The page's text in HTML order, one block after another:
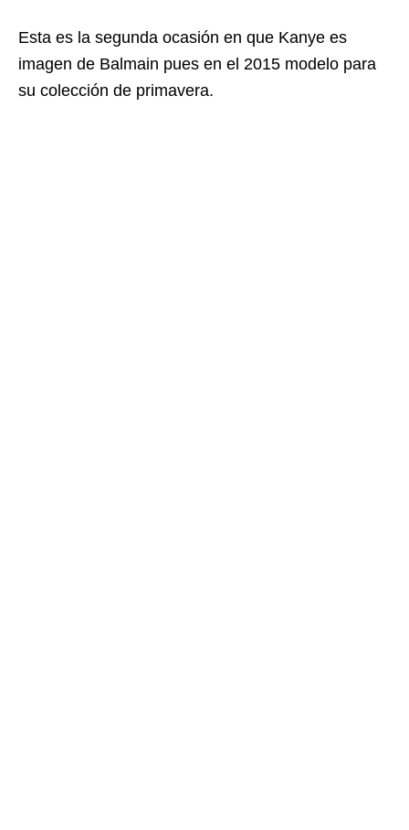
Esta es la segunda ocasión en que Kanye es
imagen de Balmain pues en el 2015 modelo para
su colección de primavera.